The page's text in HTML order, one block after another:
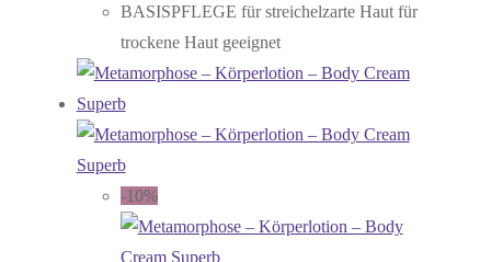
BASISPFLEGE für streichelzarte Haut für
trockene Haut geeignet
-10%